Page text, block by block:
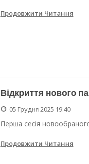
Продовжити Читання
Відкриття нового
05 Грудня 2025 19:40
Перша сесія
Продовжити Читання